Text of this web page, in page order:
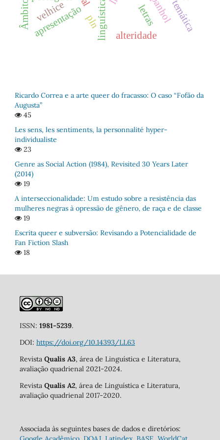
letras
apresentação pln
velhice
alteridade
Ricardo Correa e a arte queer do fracasso: O caso “Fofão da
Augusta”
45
Les sens, les sentiments, la personnalité hyper-
individualiste
23
Genre as Social Action (1984), Revisited 30 Years Later
(2014)
19
A interseccionalidade: Um estudo sobre a resistência das
mulheres negras à opressão de gênero, de raça e de classe
19
Escrita queer e subversão: Revisando a Potencialidade de
Fan Fiction Slash
18
ISSN: 1981-5239.
DOI: https://doi.org/10.14393/LL63
Revista Qualis A3, área de Linguística e Literatura,
avaliação quadrienal 2021-2024.
Revista Qualis A2, área de Linguística e Literatura,
avaliação quadrienal 2017-2020.
Associada às seguintes bases de dados e diretórios: